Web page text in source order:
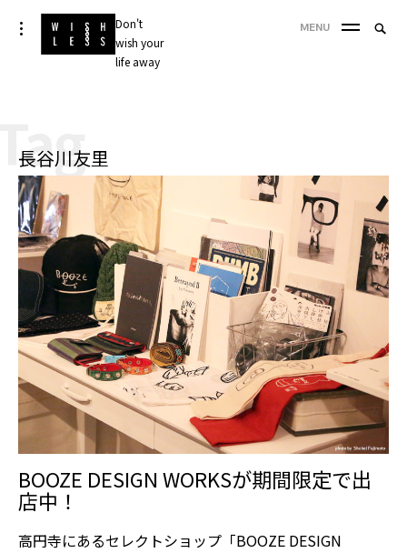
Skip
to
Don't
wish your
life away
toggle
open/close
sidebar
MENU
長谷川友里
BOOZE DESIGN WORKSが期間限定で出
店中！
高円寺にあるセレクトショップ「BOOZE DESIGN